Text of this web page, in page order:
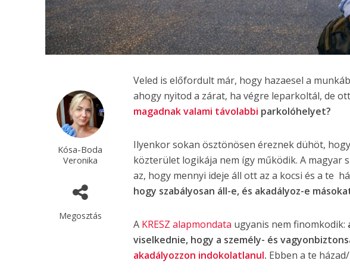
Kósa-Boda
Veronika
Megosztás
Veled is előfordult már, hogy hazaesel a
ahogy nyitod a zárat, ha végre leparkoltál, de
magadnak valami távolabbi parkolóhelyet?
Ilyenkor sokan ösztönösen éreznek dühöt,
közterület logikája nem így működik. A magyar
az, hogy mennyi ideje áll ott az a kocsi és a te
hogy szabályosan áll-e, és akadályoz-e
A KRESZ alapmondata ugyanis nem finomkodik:
viselkednie, hogy a személy- és
akadályozzon indokolatlanul. Ebben a te